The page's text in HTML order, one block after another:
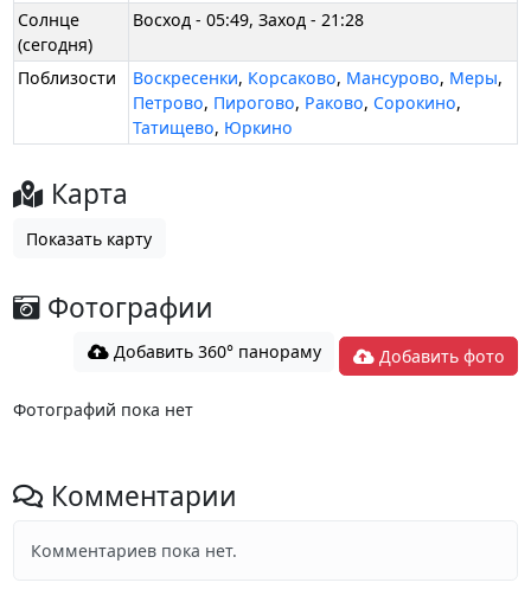
Солнце
(сегодня)
Восход - 05:49, Заход - 21:28
Поблизости Воскресенки, Корсаково, Мансурово, Меры,
Петрово, Пирогово, Раково, Сорокино,
Татищево, Юркино
Карта
Показать карту
Фотографии
Добавить 360° панораму Добавить фото
Фотографий пока нет
Комментарии
Комментариев пока нет.